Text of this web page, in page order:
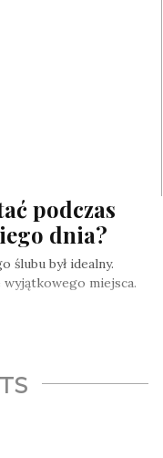
podczas
dnia?
ślubu był idealny.
miejsca.